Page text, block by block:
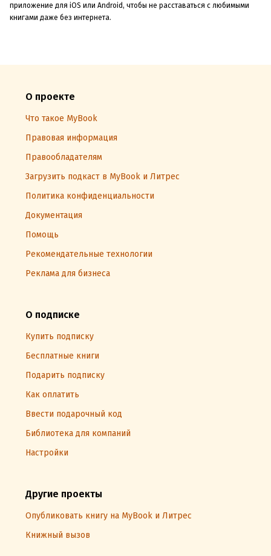
приложение для iOS или Android, чтобы не расставаться с любимыми
книгами даже без интернета.
О проекте
Что такое MyBook
Правовая информация
Правообладателям
Загрузить подкаст в MyBook и Литрес
Политика конфиденциальности
Документация
Помощь
Рекомендательные технологии
Реклама для бизнеса
О подписке
Купить подписку
Бесплатные книги
Подарить подписку
Как оплатить
Ввести подарочный код
Библиотека для компаний
Настройки
Другие проекты
Опубликовать книгу на MyBook и Литрес
Книжный вызов